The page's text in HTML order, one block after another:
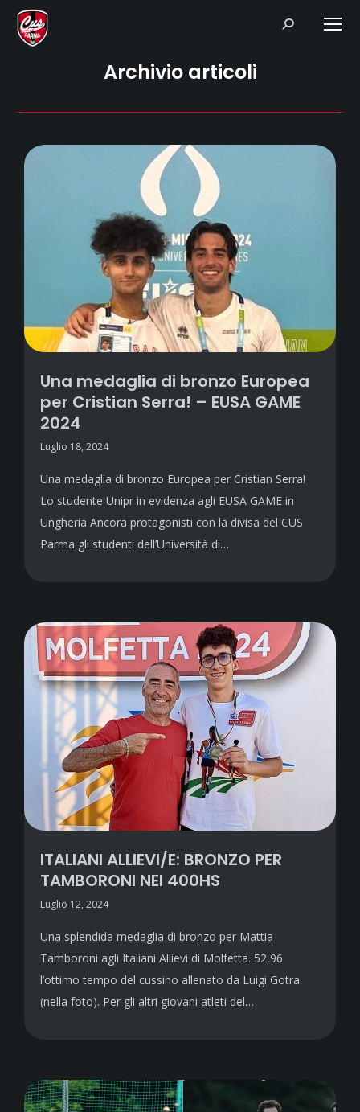
Search:
Archivio articoli
Una medaglia di bronzo Europea
per Cristian Serra! – EUSA GAME
2024
Luglio 18, 2024
Una medaglia di bronzo Europea per Cristian Serra!
Lo studente Unipr in evidenza agli EUSA GAME in
Ungheria Ancora protagonisti con la divisa del CUS
Parma gli studenti dell’Università di…
ITALIANI ALLIEVI/E: BRONZO PER
TAMBORONI NEI 400HS
Luglio 12, 2024
Una splendida medaglia di bronzo per Mattia
Tamboroni agli Italiani Allievi di Molfetta. 52,96
l’ottimo tempo del cussino allenato da Luigi Gotra
(nella foto). Per gli altri giovani atleti del…